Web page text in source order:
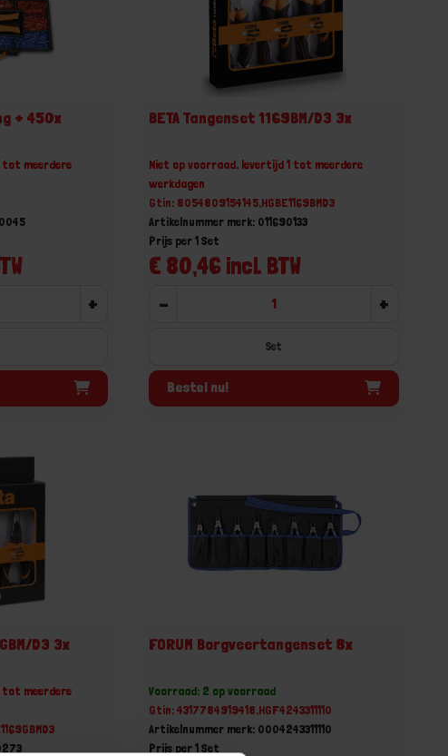
+ 450x
tot meerdere
+
BETA Tangenset 1169BM/D3 3x
Niet op voorraad, levertijd 1 tot meerdere
werkdagen
Gtin: 8054809154145,HGBE1169BMD3
Artikelnummer merk: 011690133
€ 80,46 incl. BTW
Prijs per 1 Set
- +
Set
Bestel nu!
D3 3x
tot meerdere
FORUM Borgveertangenset 8x
Voorraad: 2 op voorraad
Gtin: 4317784919418,HGF4243311110
Artikelnummer merk: 0004243311110
Prijs per 1 Set